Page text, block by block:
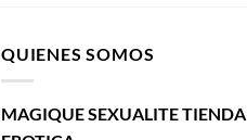
QUIENES SOMOS
MAGIQUE SEXUALITE TIENDA